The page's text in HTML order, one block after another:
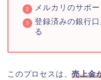
メルカリのサポ
登録済みの銀行
る
このプロセスは、売上金